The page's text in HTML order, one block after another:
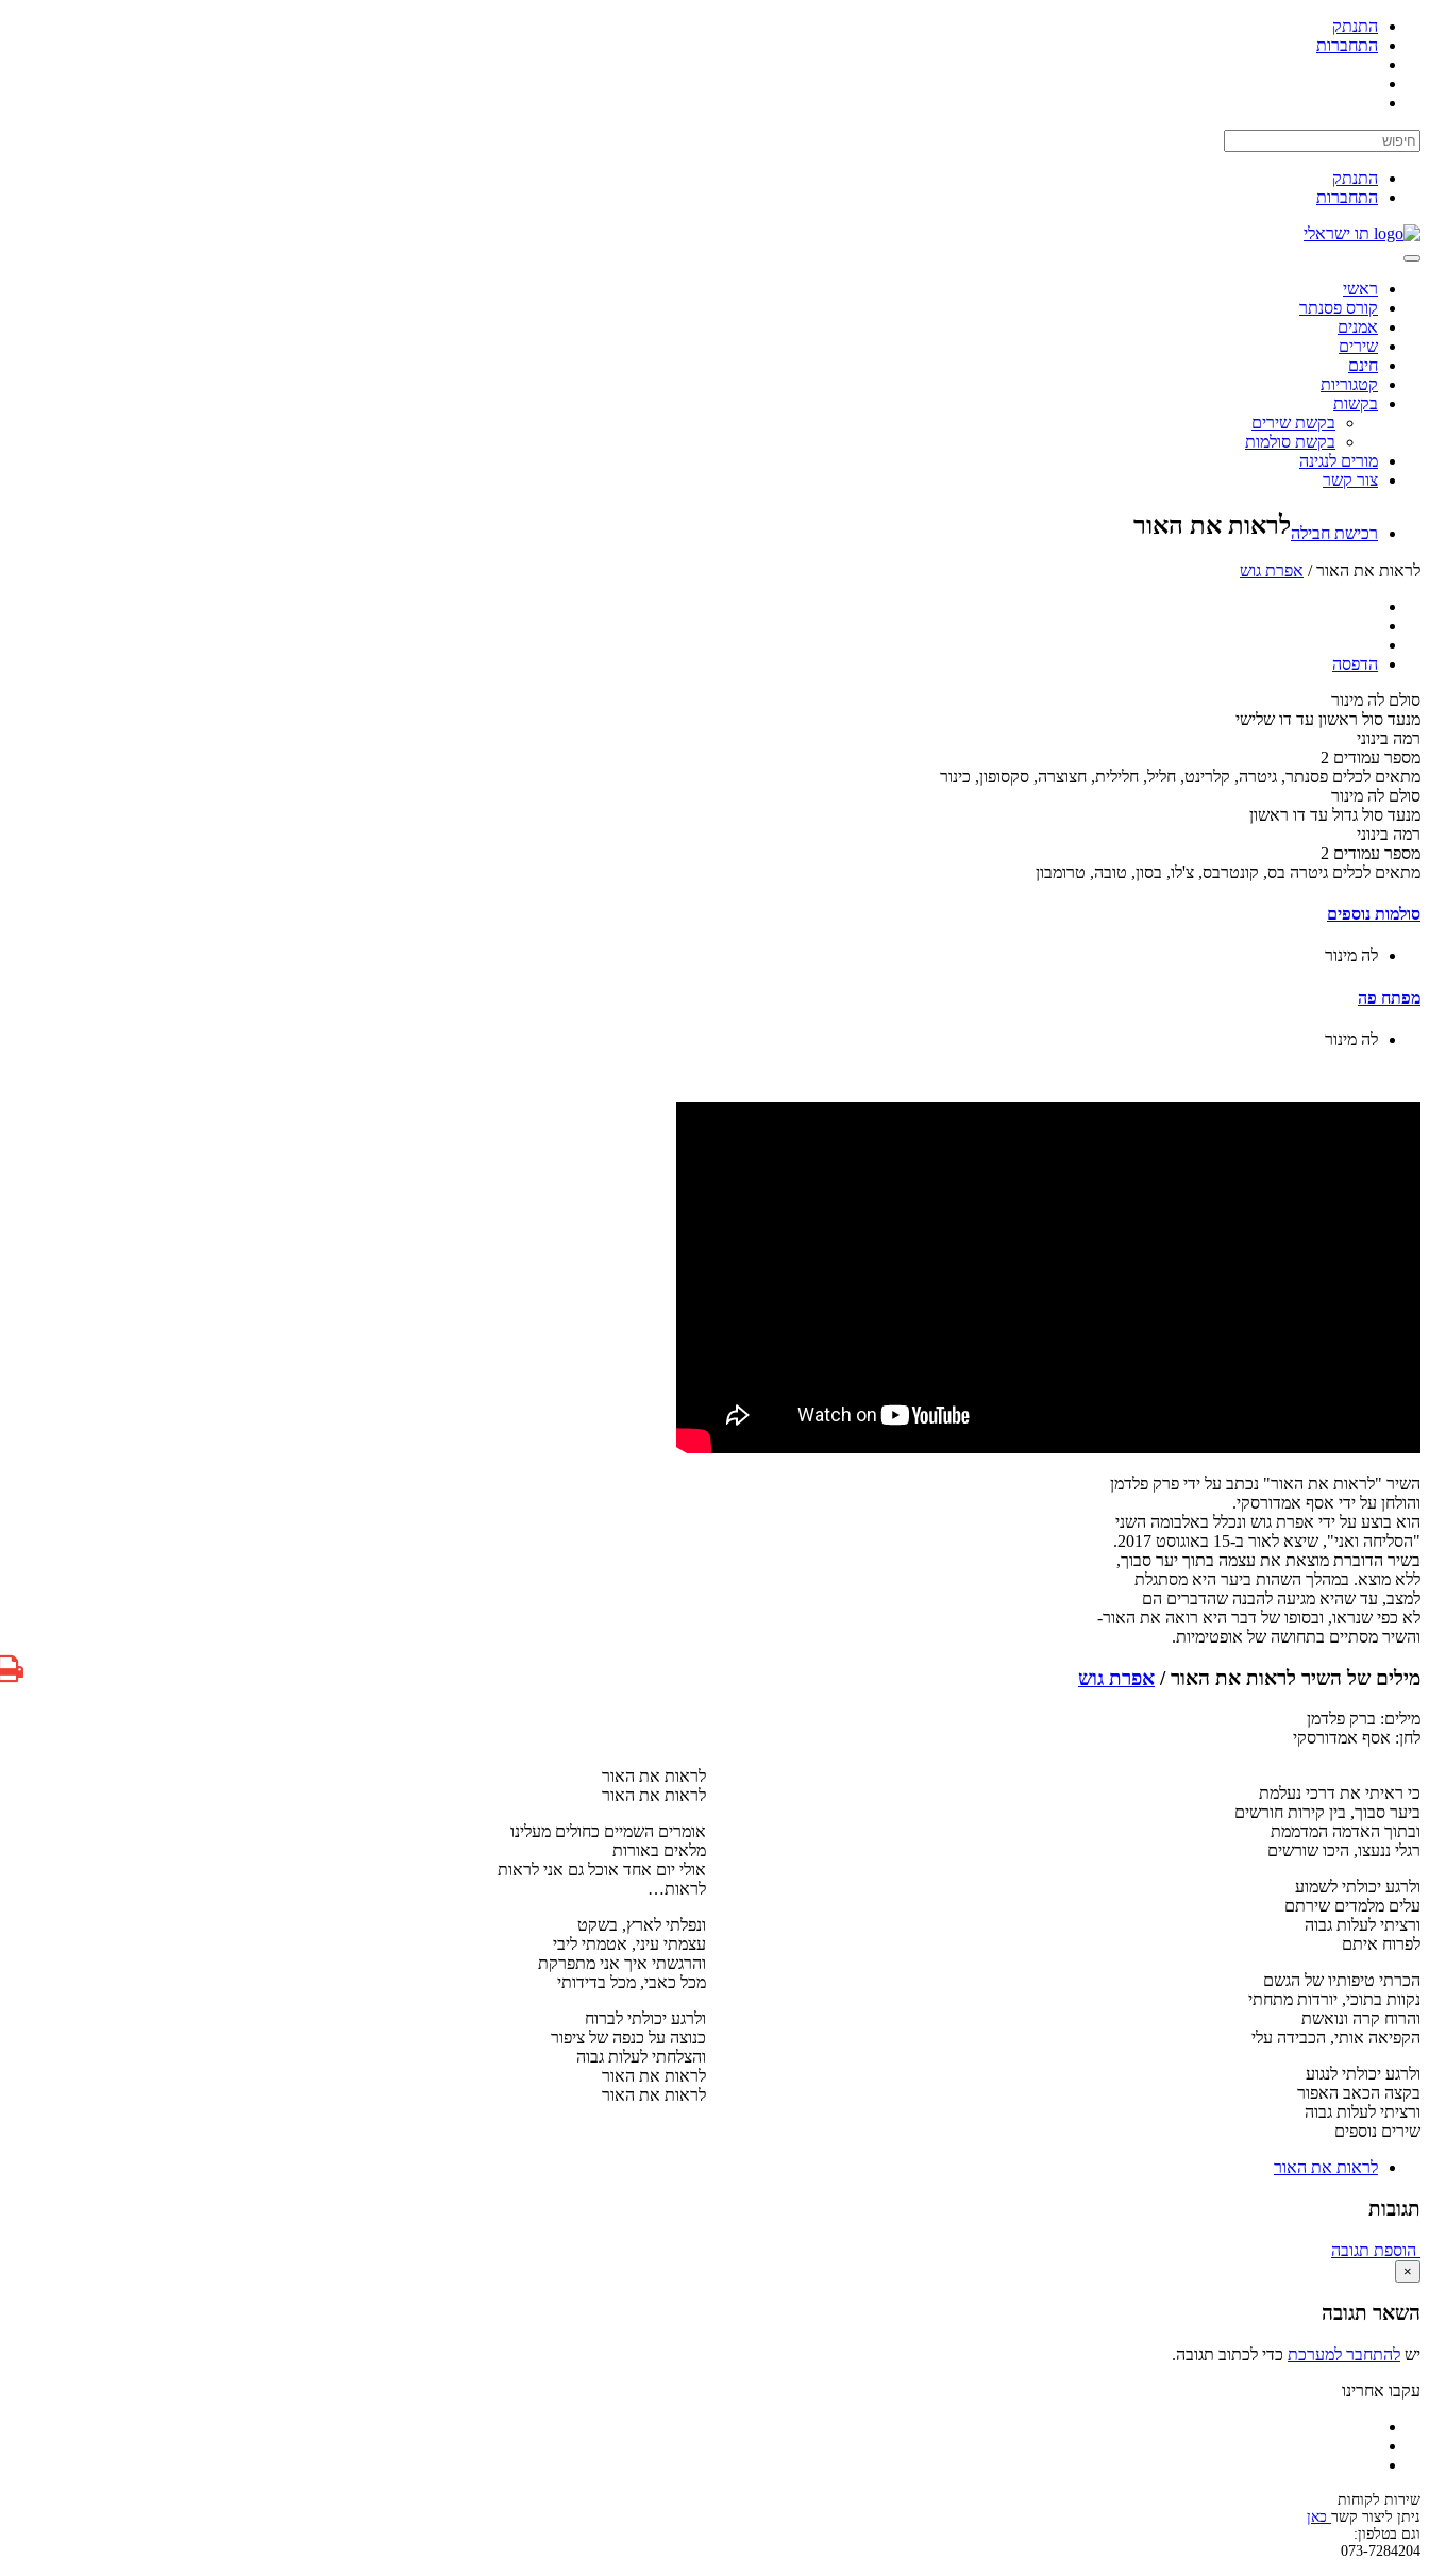
התנתק
התחברות
התנתק
התחברות
תו ישראלי
Toggle
navigation
ראשי
קורס פסנתר
אמנים
שירים
חינם
קטגוריות
בקשות
בקשת שירים
בקשת סולמות
מורים לנגינה
צור קשר
רכישת חבילהלראות את האור
לראות את האור / אפרת גוש
הדפסה
סולם לה מינור
מנעד סול ראשון עד דו שלישי
רמה בינוני
מספר עמודים 2
מתאים לכלים פסנתר, גיטרה, קלרינט, חליל, חלילית, חצוצרה, סקסופון, כינור
סולם לה מינור
מנעד סול גדול עד דו ראשון
רמה בינוני
מספר עמודים 2
מתאים לכלים גיטרה בס, קונטרבס, צ'לו, בסון, טובה, טרומבון
סולמות נוספים
לה מינור
מפתח פה
לה מינור
השיר "לראות את האור" נכתב על ידי פרק פלדמן
והולחן על ידי אסף אמדורסקי.
הוא בוצע על ידי אפרת גוש ונכלל באלבומה השני
"הסליחה ואני", שיצא לאור ב-15 באוגוסט 2017.
בשיר הדוברת מוצאת את עצמה בתוך יער סבוך,
ללא מוצא. במהלך השהות ביער היא מסתגלת
למצב, עד שהיא מגיעה להבנה שהדברים הם
לא כפי שנראו, ובסופו של דבר היא רואה את האור-
והשיר מסתיים בתחושה של אופטימיות.
מילים של השיר לראות את האור / אפרת גוש
מילים: ברק פלדמן
לחן: אסף אמדורסקי
כי ראיתי את דרכי נעלמת
ביער סבוך, בין קירות חורשים
ובתוך האדמה המדממת
רגלי ננעצו, היכו שורשים
ולרגע יכולתי לשמוע
עלים מלמדים שירתם
ורציתי לעלות גבוה
לפרוח איתם
הכרתי טיפותיו של הגשם
נקוות בתוכי, יורדות מתחתי
והרוח קרה ונואשת
הקפיאה אותי, הכבידה עלי
ולרגע יכולתי לנגוע
בקצה הכאב האפור
ורציתי לעלות גבוה
לראות את האור
לראות את האור
אומרים השמיים כחולים מעלינו
מלאים באורות
אולי יום אחד אוכל גם אני לראות
לראות…
ונפלתי לארץ, בשקט
עצמתי עיני, אטמתי ליבי
והרגשתי איך אני מתפרקת
מכל כאבי, מכל בדידותי
ולרגע יכולתי לברוח
כנוצה על כנפה של ציפור
והצלחתי לעלות גבוה
לראות את האור
לראות את האור
שירים נוספים
לראות את האור
תגובות
הוספת תגובה
×
השאר תגובה
יש להתחבר למערכת כדי לכתוב תגובה.
עקבו אחרינו
שירות לקוחות
ניתן ליצור קשר כאן
וגם בטלפון:
073-7284204